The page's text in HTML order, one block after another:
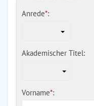
Anrede*:
Akademischer Titel:
Vorname*: